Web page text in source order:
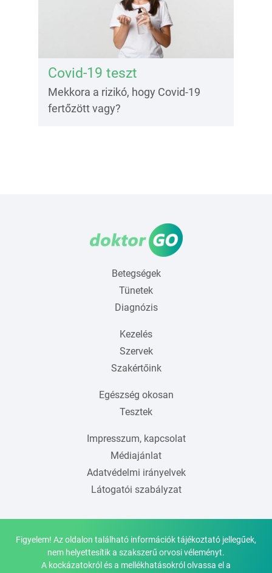
Covid-19 teszt
Mekkora a rizikó, hogy Covid-19
fertőzött vagy?
Betegségek
Tünetek
Diagnózis
Kezelés
Szervek
Szakértőink
Egészség okosan
Tesztek
Impresszum, kapcsolat
Médiajánlat
Adatvédelmi irányelvek
Látogatói szabályzat
Figyelem! Az oldalon található információk tájékoztató jellegűek,
nem helyettesítik a szakszerű orvosi véleményt.
A kockázatokról és a mellékhatásokról olvassa el a